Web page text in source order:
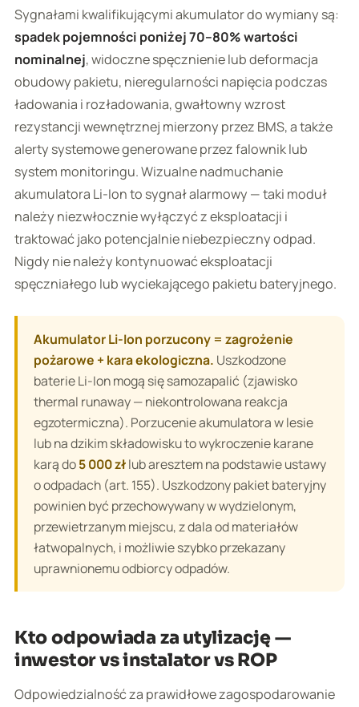
Sygnałami kwalifikującymi akumulator do wymiany są:
spadek pojemności poniżej 70–80% wartości
nominalnej, widoczne spęcznienie lub deformacja
obudowy pakietu, nieregularności napięcia podczas
ładowania i rozładowania, gwałtowny wzrost
rezystancji wewnętrznej mierzony przez BMS, a także
alerty systemowe generowane przez falownik lub
system monitoringu. Wizualne nadmuchanie
akumulatora Li-Ion to sygnał alarmowy — taki moduł
należy niezwłocznie wyłączyć z eksploatacji i
traktować jako potencjalnie niebezpieczny odpad.
Nigdy nie należy kontynuować eksploatacji
spęczniałego lub wyciekającego pakietu bateryjnego.
Akumulator Li-Ion porzucony = zagrożenie
pożarowe + kara ekologiczna. Uszkodzone
baterie Li-Ion mogą się samozapalić (zjawisko
thermal runaway— niekontrolowana reakcja
egzotermiczna). Porzucenie akumulatora w lesie
lub na dzikim składowisku to wykroczenie karane
karą do5 000 złlub aresztem na podstawie ustawy
o odpadach (art. 155). Uszkodzony pakiet bateryjny
powinien być przechowywany w wydzielonym,
przewietrzanym miejscu, z dala od materiałów
łatwopalnych, i możliwie szybko przekazany
uprawnionemu odbiorcy odpadów.
Kto odpowiada za utylizację —
inwestor vs instalator vs ROP
Odpowiedzialność za prawidłowe zagospodarowanie